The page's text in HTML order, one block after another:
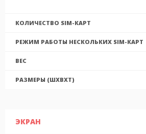
КОЛИЧЕСТВО SIM-КАРТ
РЕЖИМ РАБОТЫ НЕСКОЛЬКИХ SIM-КАРТ
ВЕС
РАЗМЕРЫ (ШXВXТ)
ЭКРАН